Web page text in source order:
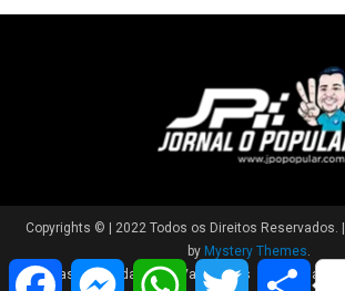
Copyrights © | 2022 Todos os Direitos Reservados. |
by Mystery Themes
Brasil
Cidade Variedades Polícia
FacebookMessengerWhatsAppTwitter Share